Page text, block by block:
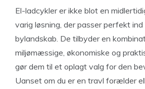
El-ladcykler er ikke blot en
varig løsning, der passer perfekt
bylandskab. De tilbyder en
miljømæssige, økonomiske og
gør dem til et oplagt valg for den
Uanset om du er en travl forælder